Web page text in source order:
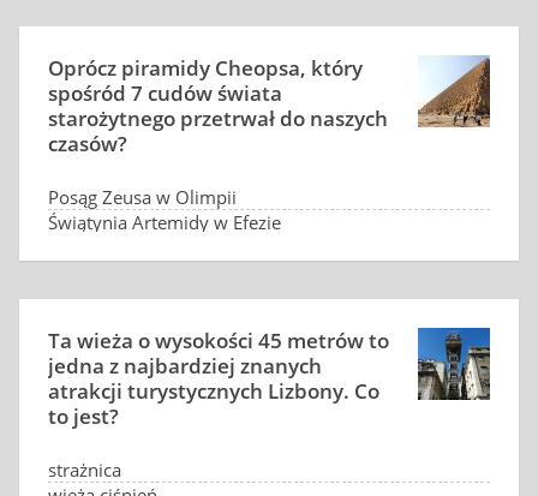
Oprócz piramidy Cheopsa, który
spośród 7 cudów świata
starożytnego przetrwał do naszych
czasów?
Posąg Zeusa w Olimpii
Świątynia Artemidy w Efezie
Ta wieża o wysokości 45 metrów to
jedna z najbardziej znanych
atrakcji turystycznych Lizbony. Co
to jest?
strażnica